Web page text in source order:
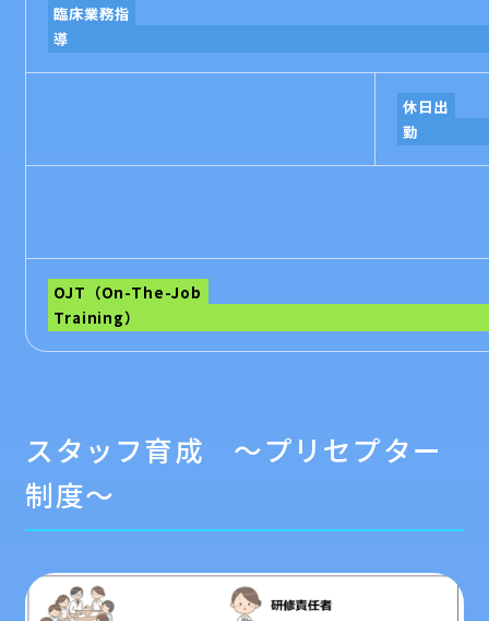
臨床業務指
休日出
OJT（On-The-Job
スタッフ育成 ～プリセプター
制度～